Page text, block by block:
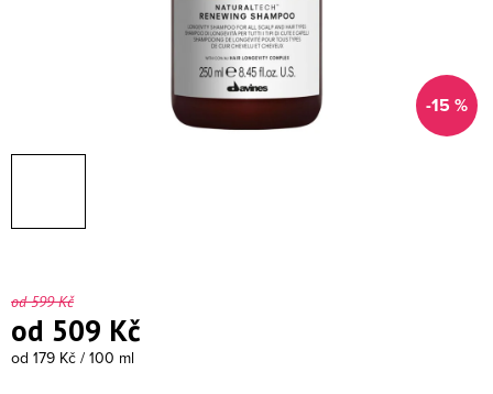
-15 %
od 599 Kč
od 509 Kč
Měrná cena:
od 179 Kč / 100 ml